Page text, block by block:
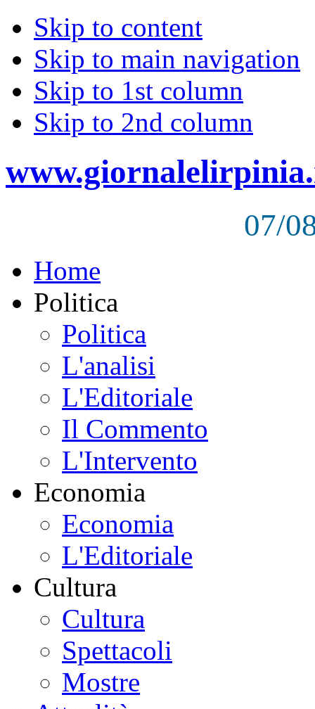
Skip to content
Skip to main navigation
Skip to 1st column
Skip to 2nd column
07/
Home
Politica
Politica
L'analisi
L'Editoriale
Il Commento
L'Intervento
Economia
Economia
L'Editoriale
Cultura
Cultura
Spettacoli
Mostre